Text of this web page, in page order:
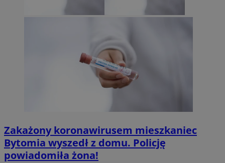
Zakażony koronawirusem mieszkaniec
Bytomia wyszedł z domu. Policję
powiadomiła żona!